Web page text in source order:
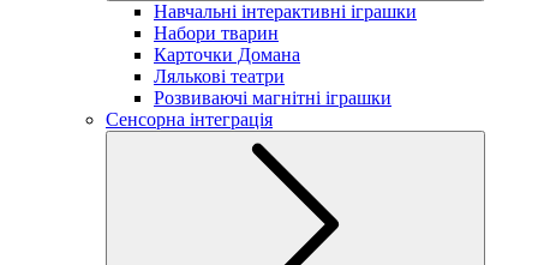
Навчальні інтерактивні іграшки
Набори тварин
Карточки Домана
Лялькові театри
Розвиваючі магнітні іграшки
Сенсорна інтеграція